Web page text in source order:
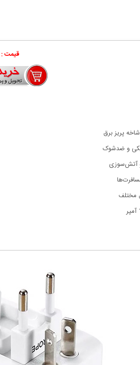
قیمت :
و ضدشوک
مختلف